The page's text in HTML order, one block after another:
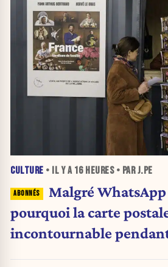
CULTURE • IL Y A 16 HEURES• PAR J.PE
Malgré
pourquoi la carte
incontournable